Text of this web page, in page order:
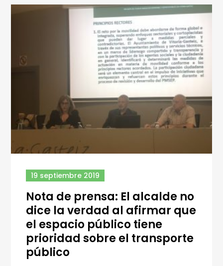
19 septiembre 2019
Nota de prensa: El alcalde no
dice la verdad al afirmar que
el espacio público tiene
prioridad sobre el transporte
público